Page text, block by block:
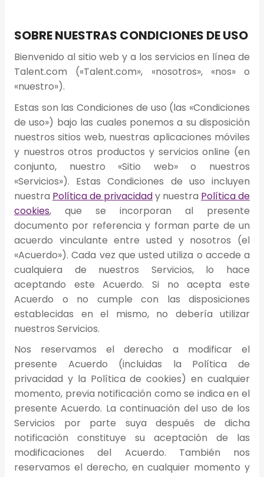
SOBRE NUESTRAS CONDICIONES DE USO
Bienvenido al sitio web y a los servicios en línea de
Talent.com («Talent.com», «nosotros», «nos» o
«nuestro»).
Estas son las Condiciones de uso (las «Condiciones
de uso») bajo las cuales ponemos a su disposición
nuestros sitios web, nuestras aplicaciones móviles
y nuestros otros productos y servicios online (en
conjunto, nuestro «Sitio web» o nuestros
«Servicios»). Estas Condiciones de uso incluyen
nuestra Política de privacidady nuestra Política de
cookies, que se incorporan al presente
documento por referencia y forman parte de un
acuerdo vinculante entre usted y nosotros (el
«Acuerdo»). Cada vez que usted utiliza o accede a
cualquiera de nuestros Servicios, lo hace
aceptando este Acuerdo. Si no acepta este
Acuerdo o no cumple con las disposiciones
establecidas en el mismo, no debería utilizar
nuestros Servicios.
Nos reservamos el derecho a modificar el
presente Acuerdo (incluidas la Política de
privacidad y la Política de cookies) en cualquier
momento, previa notificación como se indica en el
presente Acuerdo. La continuación del uso de los
Servicios por parte suya después de dicha
notificación constituye su aceptación de las
modificaciones del Acuerdo. También nos
reservamos el derecho, en cualquier momento y